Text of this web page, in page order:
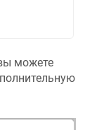
можете